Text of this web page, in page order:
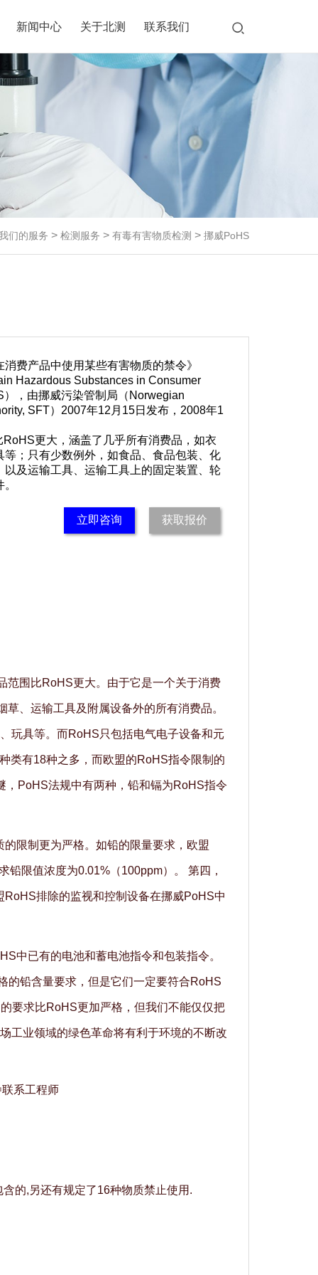
新闻中心 关于北测 联系我们
们的服务 > 检测服务 > 有毒有害物质检测 > 挪威PoHS
费产品中使用某些有害物质的禁令》
Hazardous Substances in Consumer
，由挪威污染管制局（Norwegian
SFT）2007年12月15日发布，2008年1
更大，涵盖了几乎所有消费品，如衣
等；只有少数例外，如食品、食品包装、化
以及运输工具、运输工具上的固定装置、轮
立即咨询 获取报价
范围比RoHS更大。由于它是一个关于消费
、运输工具及附属设备外的所有消费品。
玩具等。而RoHS只包括电气电子设备和元
类有18种之多，而欧盟的RoHS指令限制的
PoHS法规中有两种，铅和镉为RoHS指令
限制更为严格。如铅的限量要求，欧盟
限值浓度为0.01%（100ppm）。 第四，
排除的监视和控制设备在挪威PoHS中
中已有的电池和蓄电池指令和包装指令。
的铅含量要求，但是它们一定要符合RoHS
要求比RoHS更加严格，但我们不能仅仅把
工业领域的绿色革命将有利于环境的不断改
系工程师
的,另还有规定了16种物质禁止使用.